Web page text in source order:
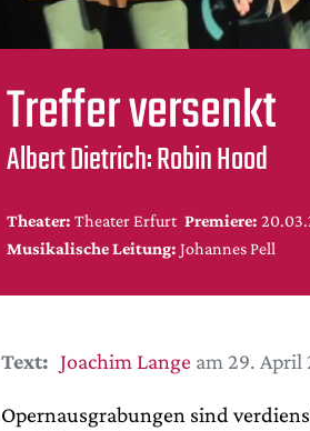
Treffer versenkt
Albert Dietrich: Robin Hood
Theater: Theater Erfurt Premiere:
Musikalische Leitung: Johannes Pell
Text: Joachim Lange am 29. April
Opernausgrabungen sind